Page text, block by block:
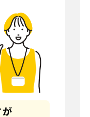
りますのでキャス